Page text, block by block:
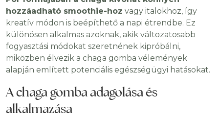
hozzáadható smoothie-hoz vagy italokhoz, így
kreatív módon is beépíthető a napi étrendbe. Ez
különösen alkalmas azoknak, akik változatosabb
fogyasztási módokat szeretnének kipróbálni,
miközben élvezik a chaga gomba vélemények
alapján említett potenciális egészségügyi hatásokat.
A chaga gomba adagolása és
alkalmazása